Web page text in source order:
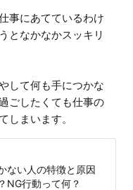
事にあてているわけ
となかなかスッキリ
して何も手につかな
ごしたくても仕事の
しまいます。
ない人の特徴と原因
NG行動って何？